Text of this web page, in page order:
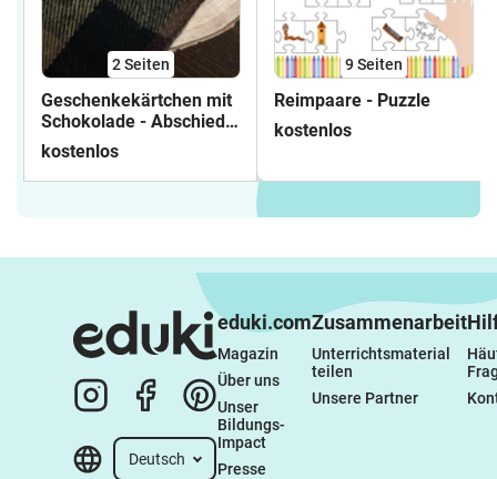
2Seiten
Geschenkekärtchen mit
Schokolade - Abschied
und Dank
kostenlos
9Seiten
Reimpaare - Puzzle
kostenlos
Deutsch
eduki.com
Magazin
Über uns
Unser
Bildungs-
Impact
Presse
Zusammenarbeit
Unterrichtsmaterial
teilen
Unsere Partner